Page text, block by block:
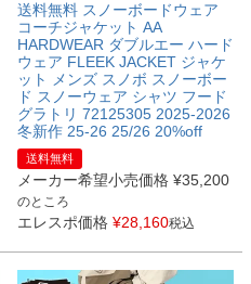
送料無料 スノーボードウェア
コーチジャケット AA
HARDWEAR ダブルエー ハード
ウェア FLEEK JACKET ジャケ
ット メンズ スノボ スノーボー
ド スノーウェア シャツ フード
グラトリ 72125305 2025-2026
冬新作 25-26 25/26 20%off
送料無料
メーカー希望小売価格 ¥35,200
のところ
エレスポ価格 ¥28,160税込